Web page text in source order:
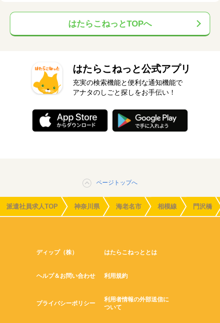
はたらこねっとTOPへ
はたらこねっと公式アプリ
充実の検索機能と便利な通知機能で
アナタのしごと探しをお手伝い！
ページトップへ
派遣社員求人TOP 神奈川県 海老名市 相模線 門沢橋
ディップ（株） はたらこねっととは
ヘルプ＆お問い合わせ 利用規約
プライバシーポリシー
利用者情報の外部送信に
ついて